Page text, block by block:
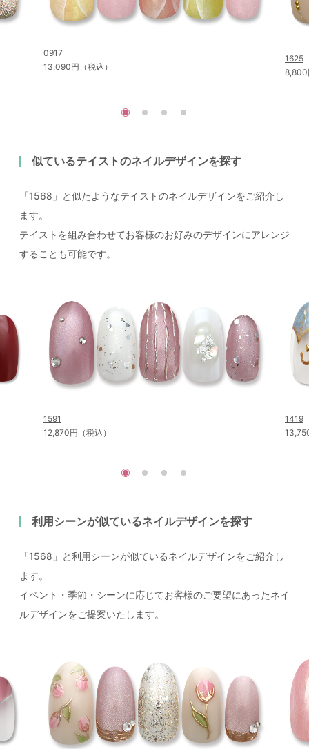
0917
13,090円（税込）
1625
8,800
似ているテイストのネイルデザインを探す
「1568」と似たようなテイストのネイルデザインをご紹介し
ます。
テイストを組み合わせてお客様のお好みのデザインにアレンジ
することも可能です。
1591
12,870円（税込）
1419
利用シーンが似ているネイルデザインを探す
「1568」と利用シーンが似ているネイルデザインをご紹介し
ます。
イベント・季節・シーンに応じてお客様のご要望にあったネイ
ルデザインをご提案いたします。